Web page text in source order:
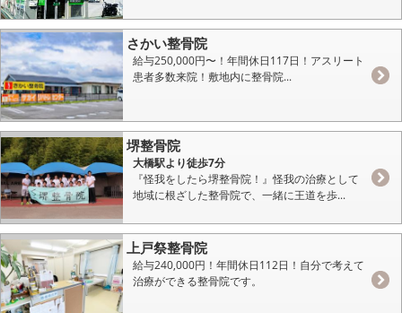
さかい整骨院
給与250,000円〜！年間休日117日！アスリート
患者多数来院！敷地内に整骨院...
堺整骨院
大橋駅より徒歩7分
『怪我をしたら堺整骨院！』怪我の治療として
地域に根ざした整骨院で、一緒に王道を歩...
上戸祭整骨院
給与240,000円！年間休日112日！自分で考えて
治療ができる整骨院です。